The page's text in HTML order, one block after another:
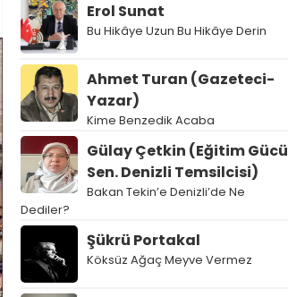
Erol Sunat
Bu Hikâye Uzun Bu Hikâye Derin
Ahmet Turan (Gazeteci-
Yazar)
Kime Benzedik Acaba
Gülay Çetkin (Eğitim Gücü
Sen. Denizli Temsilcisi)
Bakan Tekin’e Denizli’de Ne
Dediler?
Şükrü Portakal
Köksüz Ağaç Meyve Vermez